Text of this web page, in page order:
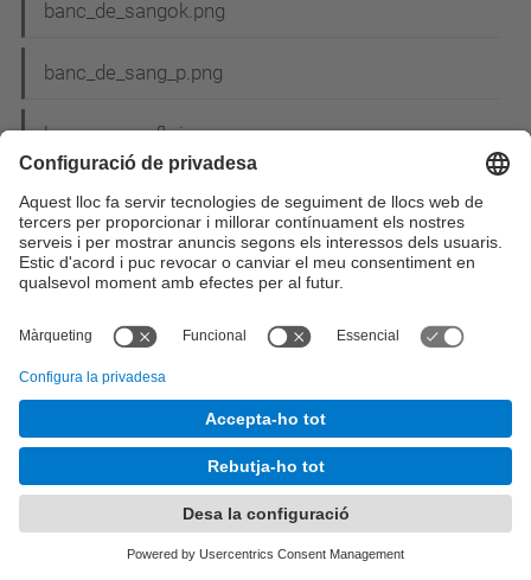
banc_de_sangok.png
banc_de_sang_p.png
banner_ucanfly.jpg
banyols.jpg
BannerNIT15-300x300.gif
BarcelonaASM12.png
BASESCohesio2008.pdf
bases_concurs_cartell.pdf
Bases del concurs de nadales_2.pdf